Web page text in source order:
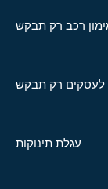
רכב רק תבקש
לעסקים רק תבקש
עגלת תינוקות